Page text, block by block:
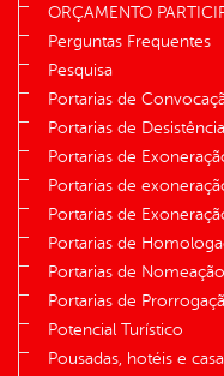
ORÇAMENTO
Perguntas Frequentes
Pesquisa
Portarias de
Portarias de Desistência
Portarias de
Portarias de
Portarias de
Portarias de
Portarias de Nomeação
Portarias de
Potencial Turístico
Pousadas, hotéis e